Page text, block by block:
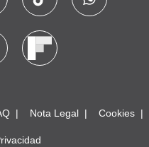
Nota Legal Cookies